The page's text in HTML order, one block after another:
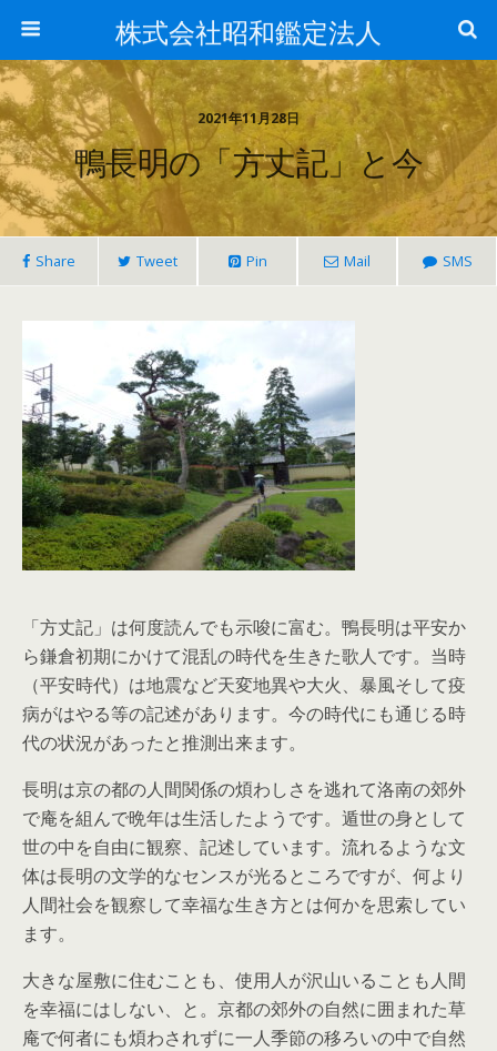
株式会社昭和鑑定法人
2021年11月28日
鴨長明の「方丈記」と今
Share Tweet Pin Mail SMS
「方丈記」は何度読んでも示唆に富む。鴨長明は平安か
ら鎌倉初期にかけて混乱の時代を生きた歌人です。当時
（平安時代）は地震など天変地異や大火、暴風そして疫
病がはやる等の記述があります。今の時代にも通じる時
代の状況があったと推測出来ます。
長明は京の都の人間関係の煩わしさを逃れて洛南の郊外
で庵を組んで晩年は生活したようです。遁世の身として
世の中を自由に観察、記述しています。流れるような文
体は長明の文学的なセンスが光るところですが、何より
人間社会を観察して幸福な生き方とは何かを思索してい
ます。
大きな屋敷に住むことも、使用人が沢山いることも人間
を幸福にはしない、と。京都の郊外の自然に囲まれた草
庵で何者にも煩わされずに一人季節の移ろいの中で自然